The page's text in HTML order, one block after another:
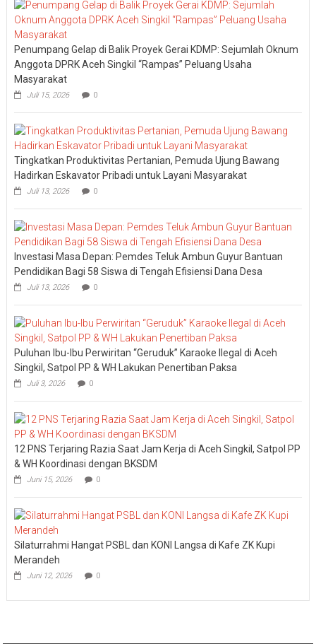
Penumpang Gelap di Balik Proyek Gerai KDMP: Sejumlah Oknum
Anggota DPRK Aceh Singkil “Rampas” Peluang Usaha
Masyarakat
Juli 15, 2026 0
Tingkatkan Produktivitas Pertanian, Pemuda Ujung Bawang
Hadirkan Eskavator Pribadi untuk Layani Masyarakat
Juli 13, 2026 0
Investasi Masa Depan: Pemdes Teluk Ambun Guyur Bantuan
Pendidikan Bagi 58 Siswa di Tengah Efisiensi Dana Desa
Juli 13, 2026 0
Puluhan Ibu-Ibu Perwiritan “Geruduk” Karaoke Ilegal di Aceh
Singkil, Satpol PP & WH Lakukan Penertiban Paksa
Juli 3, 2026 0
12 PNS Terjaring Razia Saat Jam Kerja di Aceh Singkil, Satpol PP
& WH Koordinasi dengan BKSDM
Juni 15, 2026 0
Silaturrahmi Hangat PSBL dan KONI Langsa di Kafe ZK Kupi
Merandeh
Juni 12, 2026 0